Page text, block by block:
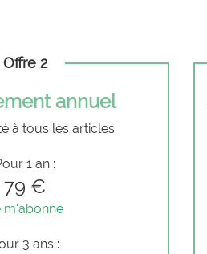
Offre 2
annuel
à tous les articles
1 an :
79 €
m'abonne
3 ans :